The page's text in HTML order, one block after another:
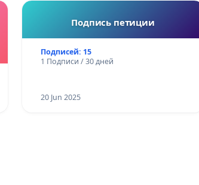
Подпись петиции
Подписей: 15
1 Подписи / 30 дней
20 Jun 2025